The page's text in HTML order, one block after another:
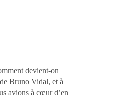
devient-on
Bruno Vidal, et à
avions à cœur d’en